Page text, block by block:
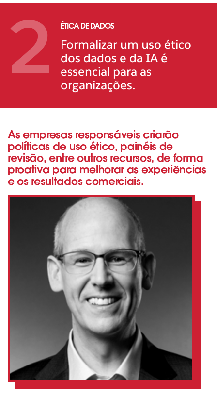
2 ÉTICA DE DADOS
Formalizar um uso ético
dos dados e da IA é
essencial para as
organizações.
As empresas responsáveis criarão
políticas de uso ético, painéis de
revisão, entre outros recursos, de forma
proativa para melhorar as experiências
e os resultados comerciais.